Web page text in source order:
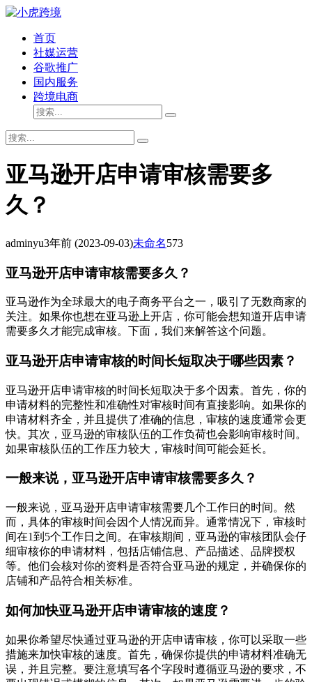
首页
社媒运营
谷歌推广
国内服务
跨境电商
亚马逊开店申请审核需要多
久？
adminyu3年前 (2023-09-03)未命名573
亚马逊开店申请审核需要多久？
亚马逊作为全球最大的电子商务平台之一，吸引了无数商家的
关注。如果你也想在亚马逊上开店，你可能会想知道开店申请
需要多久才能完成审核。下面，我们来解答这个问题。
亚马逊开店申请审核的时间长短取决于哪些因素？
亚马逊开店申请审核的时间长短取决于多个因素。首先，你的
申请材料的完整性和准确性对审核时间有直接影响。如果你的
申请材料齐全，并且提供了准确的信息，审核的速度通常会更
快。其次，亚马逊的审核队伍的工作负荷也会影响审核时间。
如果审核队伍的工作压力较大，审核时间可能会延长。
一般来说，亚马逊开店申请审核需要多久？
一般来说，亚马逊开店申请审核需要几个工作日的时间。然
而，具体的审核时间会因个人情况而异。通常情况下，审核时
间在1到5个工作日之间。在审核期间，亚马逊的审核团队会仔
细审核你的申请材料，包括店铺信息、产品描述、品牌授权
等。他们会核对你的资料是否符合亚马逊的规定，并确保你的
店铺和产品符合相关标准。
如何加快亚马逊开店申请审核的速度？
如果你希望尽快通过亚马逊的开店申请审核，你可以采取一些
措施来加快审核的速度。首先，确保你提供的申请材料准确无
误，并且完整。要注意填写各个字段时遵循亚马逊的要求，不